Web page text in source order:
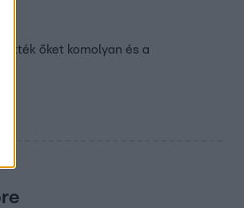
őket komolyan és a